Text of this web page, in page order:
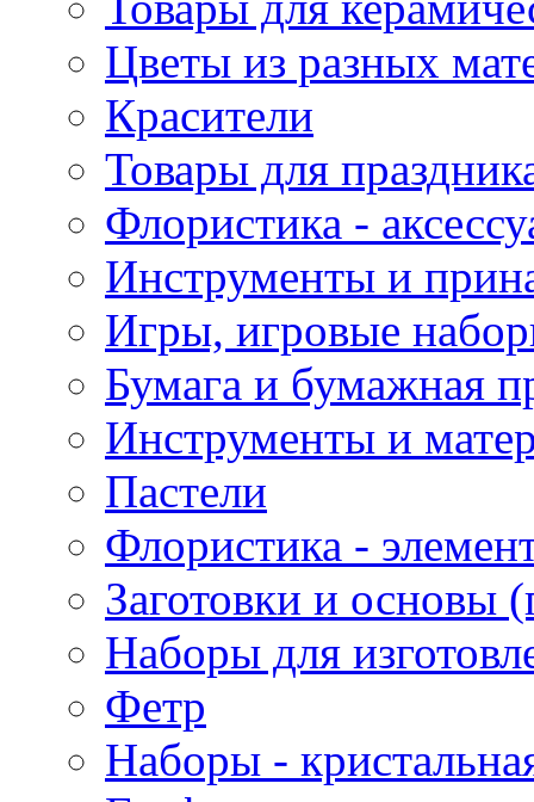
Цветы из разных
Красители
Товары для
Флористика -
Инструменты и
Игры, игровые
Бумага и бумажная
Инструменты и
Пастели
Флористика -
Заготовки и основы
Наборы для
Фетр
Наборы -